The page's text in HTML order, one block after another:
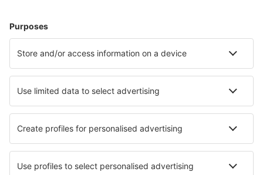
Roros Airport (RRS)
Rorvik Airport (RVK)
Rost Airport (RET)
Sandane Airport (SDN)
Skien Airport (SKE)